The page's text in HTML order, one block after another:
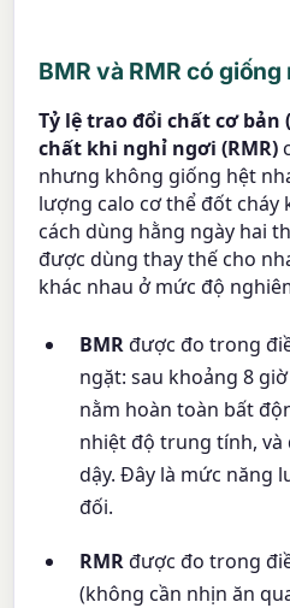
BMR và RMR có
Tỷ lệ trao đổi chất cơ bản
chất khi nghỉ ngơi (RMR)
nhưng không giống hệt
lượng calo cơ thể đốt cháy
cách dùng hằng ngày hai
được dùng thay thế cho
khác nhau ở mức độ
BMRđược đo trong
ngặt: sau khoảng 8
nằm hoàn toàn bất
nhiệt độ trung tính, và
dậy. Đây là mức năng
đối.
RMRđược đo trong
(không cần nhịn ăn